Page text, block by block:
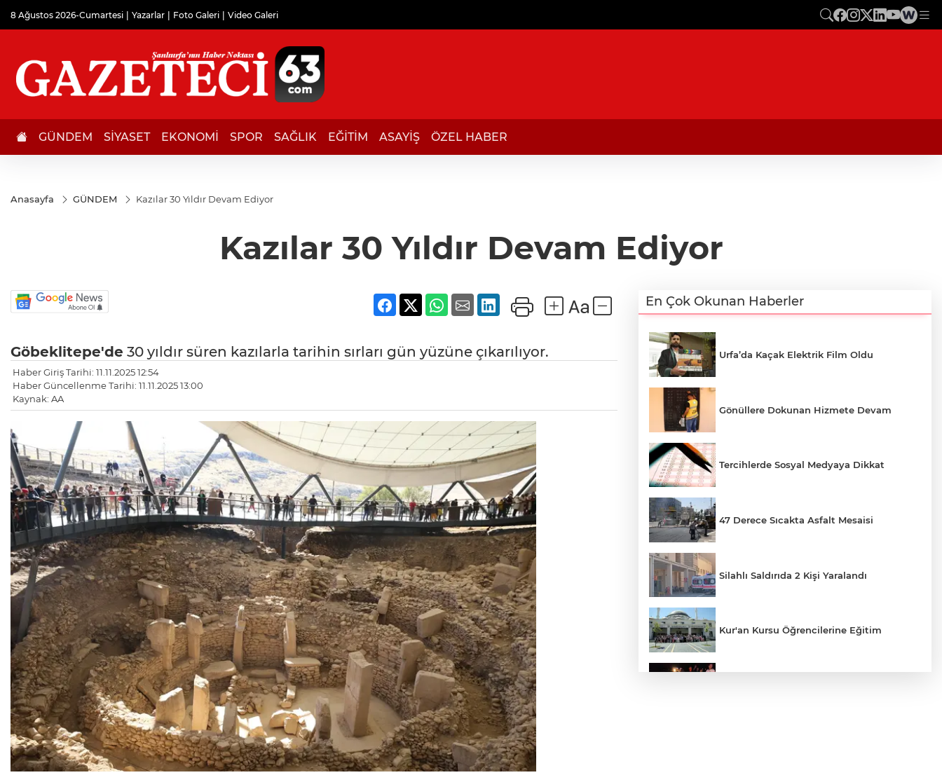
8 Ağustos 2026-Cumartesi Yazarlar Foto Galeri Video Galeri
GÜNDEM SİYASET EKONOMİ SPOR SAĞLIK EĞİTİM ASAYİŞ ÖZEL HABER
Anasayfa GÜNDEM Kazılar 30 Yıldır Devam Ediyor
Kazılar 30 Yıldır Devam Ediyor
Göbeklitepe'de 30 yıldır süren kazılarla tarihin sırları gün yüzüne çıkarılıyor.
Haber Giriş Tarihi: 11.11.2025 12:54
Haber Güncellenme Tarihi: 11.11.2025 13:00
Kaynak: AA
En Çok Okunan Haberler
Urfa’da Kaçak Elektrik Film Oldu
Gönüllere Dokunan Hizmete Devam
Tercihlerde Sosyal Medyaya Dikkat
47 Derece Sıcakta Asfalt Mesaisi
Silahlı Saldırıda 2 Kişi Yaralandı
Kur'an Kursu Öğrencilerine Eğitim